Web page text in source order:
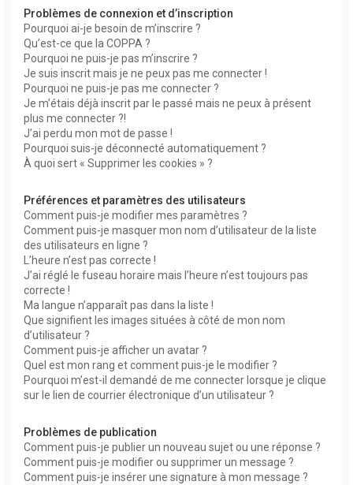
Problèmes de connexion et d’inscription
Pourquoi ai-je besoin de m’inscrire ?
Qu’est-ce que la COPPA ?
Pourquoi ne puis-je pas m’inscrire ?
Je suis inscrit mais je ne peux pas me connecter !
Pourquoi ne puis-je pas me connecter ?
Je m’étais déjà inscrit par le passé mais ne peux à présent
plus me connecter ?!
J’ai perdu mon mot de passe !
Pourquoi suis-je déconnecté automatiquement ?
À quoi sert « Supprimer les cookies » ?
Préférences et paramètres des utilisateurs
Comment puis-je modifier mes paramètres ?
Comment puis-je masquer mon nom d’utilisateur de la liste
des utilisateurs en ligne ?
L’heure n’est pas correcte !
J’ai réglé le fuseau horaire mais l’heure n’est toujours pas
correcte !
Ma langue n’apparaît pas dans la liste !
Que signifient les images situées à côté de mon nom
d’utilisateur ?
Comment puis-je afficher un avatar ?
Quel est mon rang et comment puis-je le modifier ?
Pourquoi m’est-il demandé de me connecter lorsque je clique
sur le lien de courrier électronique d’un utilisateur ?
Problèmes de publication
Comment puis-je publier un nouveau sujet ou une réponse ?
Comment puis-je modifier ou supprimer un message ?
Comment puis-je insérer une signature à mon message ?